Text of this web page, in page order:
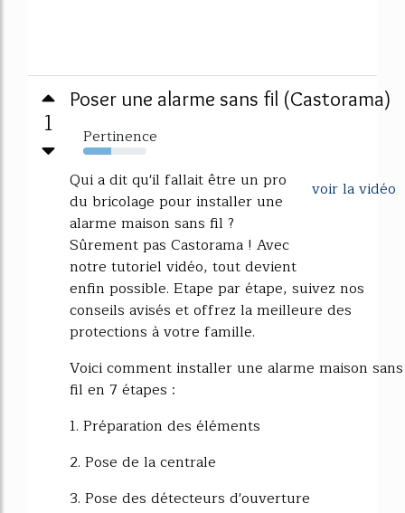
1
Poser une alarme sans fil (Castorama)
Pertinence
44%
voir la vidéo
Qui a dit qu'il fallait être un pro
du bricolage pour installer une
alarme maison sans fil ?
Sûrement pas Castorama ! Avec
notre tutoriel vidéo, tout devient
enfin possible. Etape par étape, suivez nos
conseils avisés et offrez la meilleure des
protections à votre famille.
Voici comment installer une alarme maison sans
fil en 7 étapes :
1. Préparation des éléments
2. Pose de la centrale
3. Pose des détecteurs d'ouverture